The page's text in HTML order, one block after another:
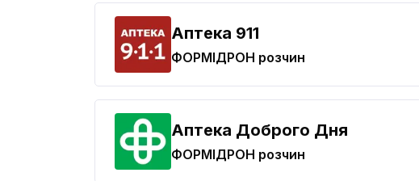
Aптека 911
ФОРМІДРОН розчин
Аптека Доброго Дня
ФОРМІДРОН розчин